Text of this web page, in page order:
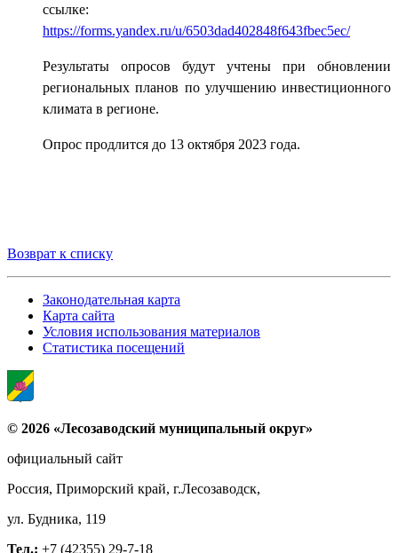
ссылке:
https://forms.yandex.ru/u/6503dad402848f643fbec5ec/
Результаты опросов будут учтены при обновлении
региональных планов по улучшению инвестиционного
климата в регионе.
Опрос продлится до 13 октября 2023 года.
Возврат к списку
Законодательная карта
Карта сайта
Условия использования материалов
Статистика посещений
© 2026 «Лесозаводский муниципальный округ»
официальный сайт
Россия, Приморский край, г.Лесозаводск,
ул. Будника, 119
Тел.: +7 (42355) 29-7-18